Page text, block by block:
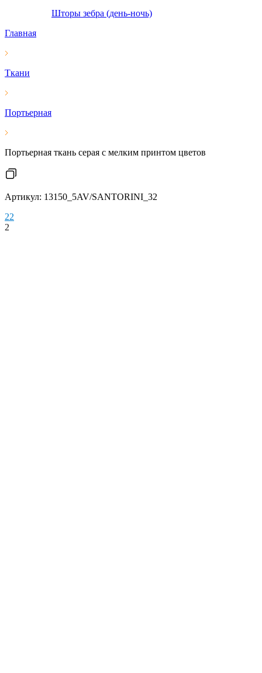
Шторы зебра (день-ночь)
Главная
Ткани
Портьерная
Портьерная ткань серая с мелким принтом цветов
Артикул: 13150_5AV/SANTORINI_32
22
2